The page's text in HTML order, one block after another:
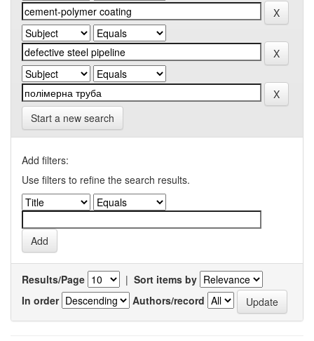
Start a new search
Add filters:
Use filters to refine the search results.
Results/Page | Sort items by
In order
Authors/record